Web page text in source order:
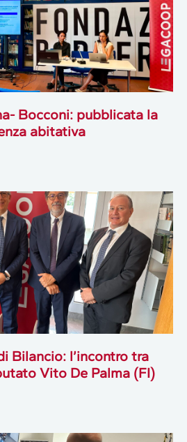
Bocconi: pubblicata la
abitativa
Bilancio: l’incontro tra
Vito De Palma (FI)